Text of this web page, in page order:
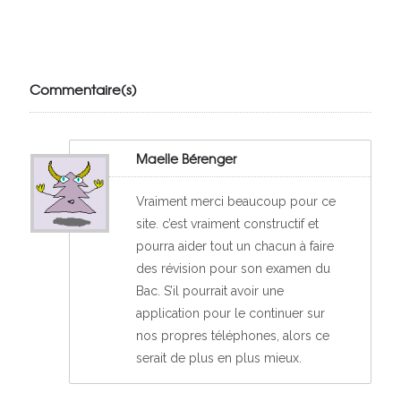
Commentaire(s)
Maelle Bérenger
Vraiment merci beaucoup pour ce
site. c’est vraiment constructif et
pourra aider tout un chacun à faire
des révision pour son examen du
Bac. S’il pourrait avoir une
application pour le continuer sur
nos propres téléphones, alors ce
serait de plus en plus mieux.